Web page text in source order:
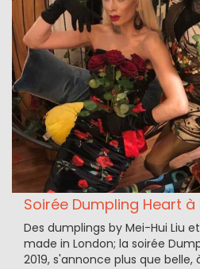
Soirée Dumpling Heart à
Des dumplings by Mei-Hui Liu
made in London; la soirée
2019, s'annonce plus que belle,